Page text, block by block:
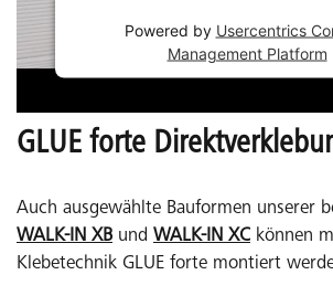
GLUE forte
Auch ausgewählte Bauformen unserer
WALK-IN XB und WALK-IN XC können
Klebetechnik GLUE forte montiert
Powered by Usercentrics
Management Platform